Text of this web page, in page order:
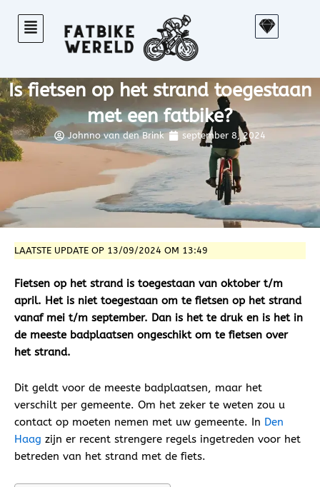
S
k
t
c
h
Is fietsen op het strand toegestaan
met een fatbike?
Johnno van den Brink september 8, 2024
LAATSTE UPDATE OP 13/09/2024 OM 13:49
Fietsen op het strand is toegestaan van oktober t/m
april. Het is niet toegestaan om te fietsen op het strand
vanaf mei t/m september. Dan is het te druk en is het in
de meeste badplaatsen ongeschikt om te fietsen over
het strand.
Dit geldt voor de meeste badplaatsen, maar het
verschilt per gemeente. Om het zeker te weten zou u
contact op moeten nemen met uw gemeente. In Den
Haag zijn er recent strengere regels ingetreden voor het
betreden van het strand met de fiets.